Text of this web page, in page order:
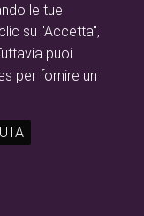
le tue
su "Accetta",
puoi
per fornire un